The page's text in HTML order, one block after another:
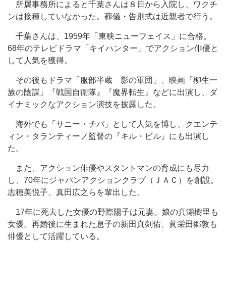
所属事務所によると千葉さんは８日から入院し、ワクチ
ンは接種していなかった。葬儀・告別式は近親者で行う。
千葉さんは、1959年「東映ニューフェイス」に合格。
68年のテレビドラマ「キイハンター」でアクション俳優と
して人気を獲得。
その後もドラマ「服部半蔵 影の軍団」、映画『柳生一
族の陰謀』『戦国自衛隊』『魔界転生』などに出演し、ダ
イナミックなアクション演技を披露した。
海外でも「サニー・チバ」として人気を博し、クエンテ
ィン・タランティーノ監督の『キル・ビル』にも出演し
た。
また、アクション俳優やスタントマンの育成にも尽力
し、70年にジャパンアクションクラブ（ＪＡＣ）を創設。
志穂美悦子、真田広之らを輩出した。
17年に死去した女優の野際陽子は元妻。娘の真瀬樹里も
女優。再婚後に生まれた息子の新田真剣佑、眞栄田郷敦も
俳優として活躍している。